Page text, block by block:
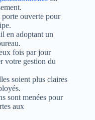
ouverte pour
en adoptant un
fois par jour
votre gestion du
soient plus claires
sont menées pour
aux